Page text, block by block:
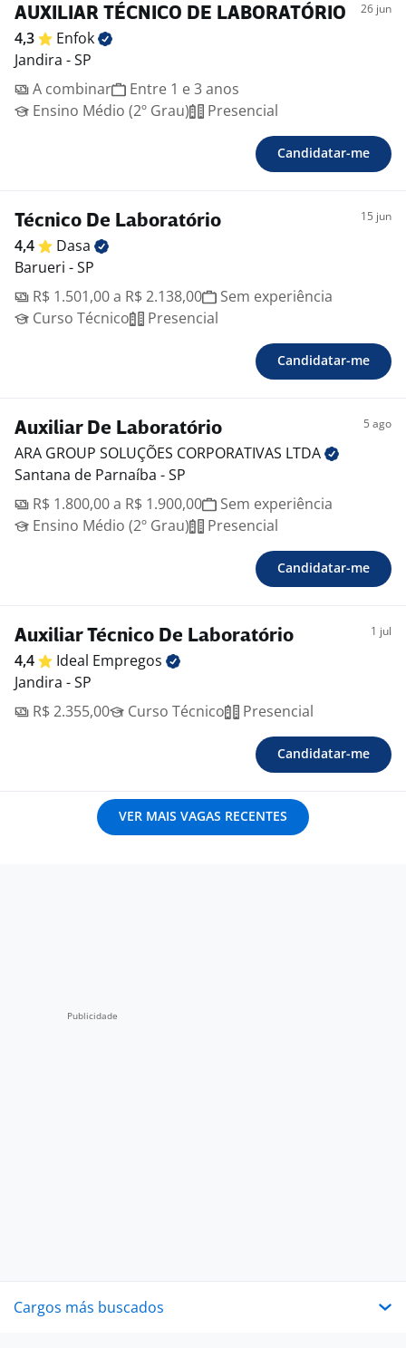
AUXILIAR TÉCNICO DE LABORATÓRIO 26 jun
4,3
Enfok
Jandira - SP
A combinar
Entre 1 e 3 anos
Ensino Médio (2º Grau)
Presencial
Candidatar-me
Técnico De Laboratório 15 jun
4,4
Dasa
Barueri - SP
R$ 1.501,00 a R$ 2.138,00
Sem experiência
Curso Técnico
Presencial
Candidatar-me
Auxiliar De Laboratório 5 ago
ARA GROUP SOLUÇÕES CORPORATIVAS LTDA
Santana de Parnaíba - SP
R$ 1.800,00 a R$ 1.900,00
Sem experiência
Ensino Médio (2º Grau)
Presencial
Candidatar-me
Auxiliar Técnico De Laboratório 1 jul
4,4 Ideal Empregos
Jandira - SP
R$ 2.355,00
Curso Técnico Presencial
Candidatar-me
VER MAIS VAGAS RECENTES
Cargos más buscados